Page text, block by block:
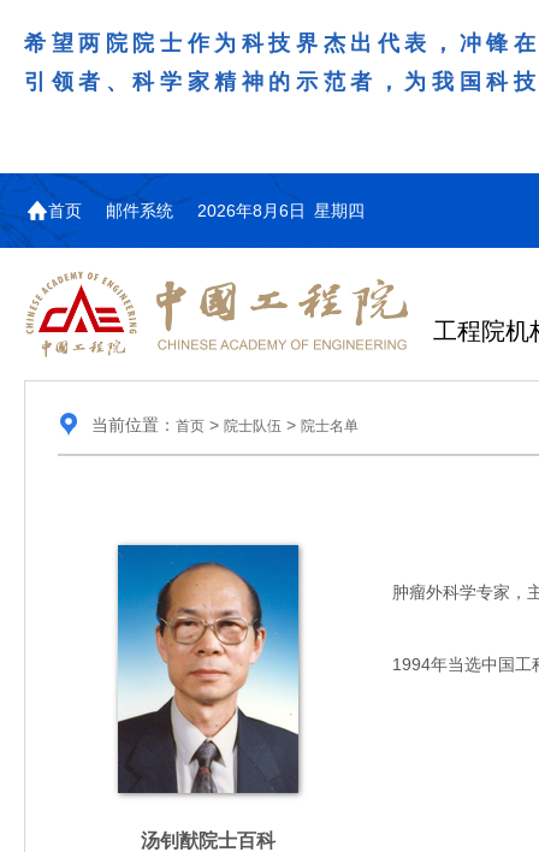
希望两院院士作为科技界杰出代表，冲锋
引领者、科学家精神的示范者，为我国科
首页 邮件系统 2026年8月6日 星期四
工程院机
当前位置： 首页> 院士队伍 > 院士名单
汤钊猷院士百科
肿瘤外科学专家，主
1994年当选中国工